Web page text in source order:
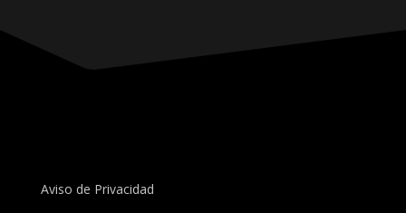
Aviso de Privacidad